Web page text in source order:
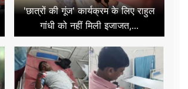
'छात्रों की गूंज' कार्यक्रम के लिए राहुल
गांधी को नहीं मिली इजाजत,...